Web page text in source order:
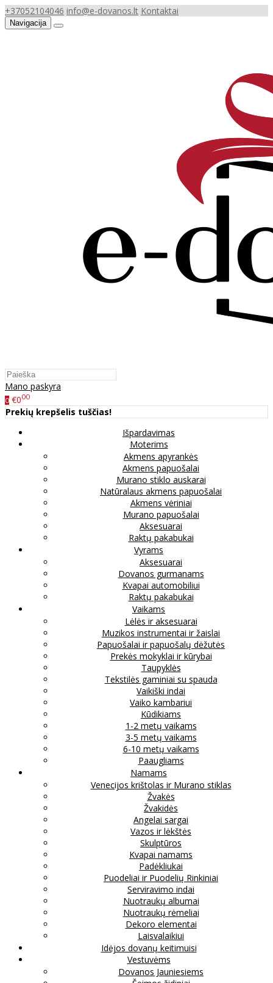
+37052104046 info@e-dovanos.lt Kontaktai
Navigacija
Mano paskyra
0 €000
Prekių krepšelis tuščias!
Išpardavimas
Moterims
Akmens apyrankės
Akmens papuošalai
Murano stiklo auskarai
Natūralaus akmens papuošalai
Akmens vėriniai
Murano papuošalai
Aksesuarai
Raktų pakabukai
Vyrams
Aksesuarai
Dovanos gurmanams
Kvapai automobiliui
Raktų pakabukai
Vaikams
Lėlės ir aksesuarai
Muzikos instrumentai ir žaislai
Papuošalai ir papuošalų dėžutės
Prekės mokyklai ir kūrybai
Taupyklės
Tekstilės gaminiai su spauda
Vaikiški indai
Vaiko kambariui
Kūdikiams
1-2 metų vaikams
3-5 metų vaikams
6-10 metų vaikams
Paaugliams
Namams
Venecijos krištolas ir Murano stiklas
Žvakės
Žvakidės
Angelai sargai
Vazos ir lėkštės
Skulptūros
Kvapai namams
Padėkliukai
Puodeliai ir Puodelių Rinkiniai
Serviravimo indai
Nuotraukų albumai
Nuotraukų rėmeliai
Dekoro elementai
Laisvalaikiui
Idėjos dovanų keitimuisi
Vestuvėms
Dovanos Jauniesiems